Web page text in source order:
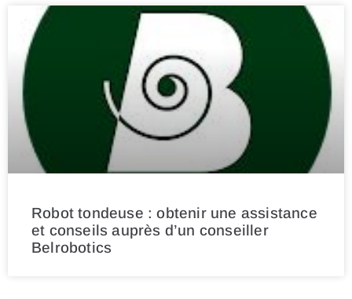
Robot tondeuse : obtenir une assistance
et conseils auprès d’un conseiller
Belrobotics